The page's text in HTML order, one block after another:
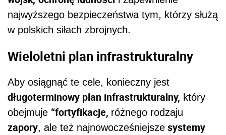
najwyższego bezpieczeństwa tym, którzy służą
w polskich siłach zbrojnych.
Wieloletni plan infrastrukturalny
Aby osiągnąć te cele, konieczny jest
długoterminowy plan infrastrukturalny, który
obejmuje “fortyfikacje, różnego rodzaju
zapory, ale też najnowocześniejsze systemy